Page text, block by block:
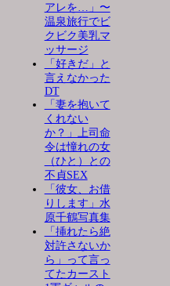
アレを…」〜
温泉旅行でビ
クビク美乳マ
ッサージ
「好きだ」と
言えなかった
DT
「妻を抱いて
くれない
か？」上司命
令は憧れの女
（ひと）との
不貞SEX
「彼女、お借
りします」水
原千鶴写真集
「挿れたら絶
対許さないか
ら」って言っ
てたカースト